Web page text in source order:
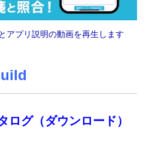
アプリ説明の動画を再生します
ログ（ダウンロード）